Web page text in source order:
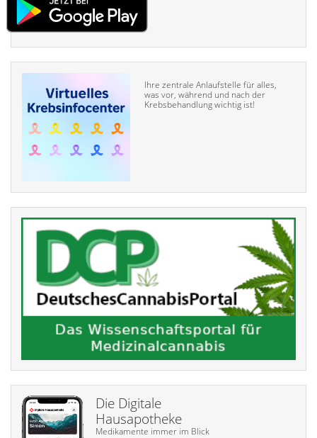
Ihre zentrale Anlaufstelle für alles,
was vor, während und nach der
Krebsbehandlung wichtig ist!
Die Digitale
Hausapotheke
Medikamente immer im Blick